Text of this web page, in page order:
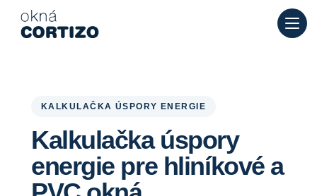
Okná Cortizo je špecializovaná sieť pre hliníkové a PVC okná
Produkty
KALKULAČKA ÚSPORY ENERGIE
Kalkulačka úspory
energie pre hliníkové a